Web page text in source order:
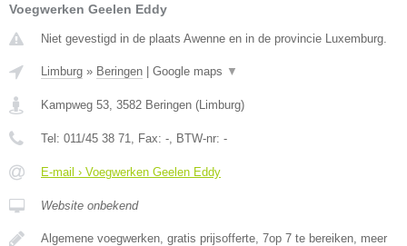
Voegwerken Geelen Eddy
Niet gevestigd in de plaats Awenne en in de provincie Luxemburg.
Limburg » Beringen | Google maps ▼
Kampweg 53 3582 Beringen (Limburg)
Tel: 011/45 38 71 , Fax: - , BTW-nr: -
E-mail › Voegwerken Geelen Eddy
Website onbekend
Algemene voegwerken, gratis prijsofferte, 7op 7 te bereiken, meer